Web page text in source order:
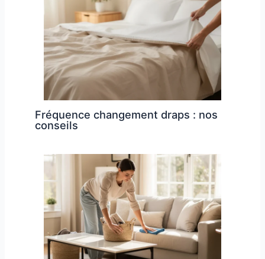
Fréquence changement draps : nos
conseils